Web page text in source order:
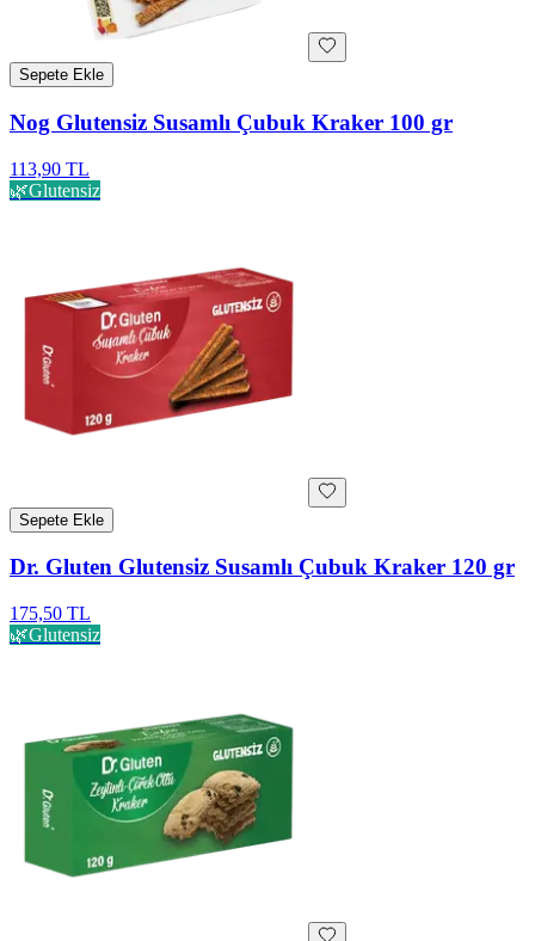
Sepete Ekle
Nog Glutensiz Susamlı Çubuk Kraker 100 gr
113,90 TL
🌿Glutensiz
Sepete Ekle
Dr. Gluten Glutensiz Susamlı Çubuk Kraker 120 gr
175,50 TL
🌿Glutensiz